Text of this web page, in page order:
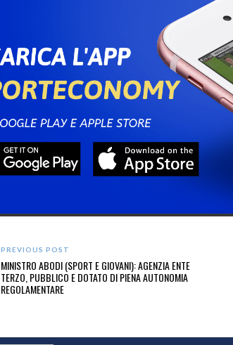
PREVIOUS POST
MINISTRO ABODI (SPORT E GIOVANI): AGENZIA ENTE
TERZO, PUBBLICO E DOTATO DI PIENA AUTONOMIA
REGOLAMENTARE